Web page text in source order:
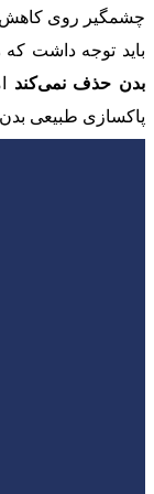
چشمگیر روی کاهش
باید توجه داشت که
بدن حذف نمی‌کند
پاکسازی طبیعی